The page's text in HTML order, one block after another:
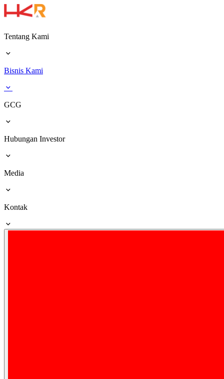
Tentang Kami
Bisnis Kami
GCG
Hubungan Investor
Media
Kontak